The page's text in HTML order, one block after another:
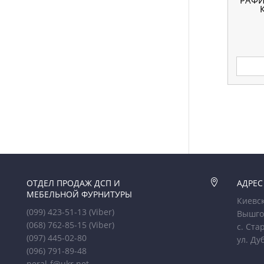
ОТДЕЛ ПРОДАЖ ДСП И
МЕБЕЛЬНОЙ ФУРНИТУРЫ
(099) 423-51-13(Viber)
(068) 762-85-15(Viber)
(097) 445-02-80
(096) 791-89-48

АДРЕС
с.
ул.